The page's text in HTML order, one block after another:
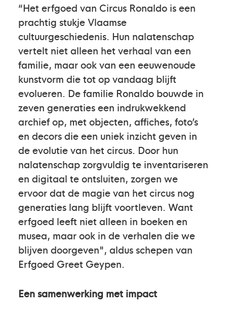
“Het erfgoed van Circus Ronaldo is een
prachtig stukje Vlaamse
cultuurgeschiedenis. Hun nalatenschap
vertelt niet alleen het verhaal van een
familie, maar ook van een eeuwenoude
kunstvorm die tot op vandaag blijft
evolueren. De familie Ronaldo bouwde in
zeven generaties een indrukwekkend
archief op, met objecten, affiches, foto’s
en decors die een uniek inzicht geven in
de evolutie van het circus. Door hun
nalatenschap zorgvuldig te inventariseren
en digitaal te ontsluiten, zorgen we
ervoor dat de magie van het circus nog
generaties lang blijft voortleven. Want
erfgoed leeft niet alleen in boeken en
musea, maar ook in de verhalen die we
blijven doorgeven", aldus schepen van
Erfgoed Greet Geypen.
Een samenwerking met impact